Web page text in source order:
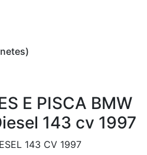
E PISCA BMW
143 cv 1997
143 CV 1997